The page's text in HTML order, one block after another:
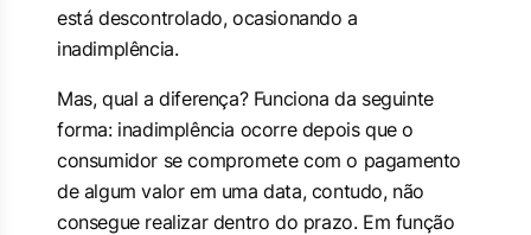
está descontrolado, ocasionando a
inadimplência.
Mas, qual a diferença? Funciona da seguinte
forma: inadimplência ocorre depois que o
consumidor se compromete com o pagamento
de algum valor em uma data, contudo, não
consegue realizar dentro do prazo. Em função